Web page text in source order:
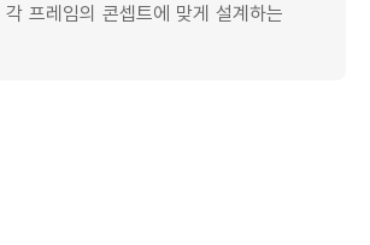
프레임의 콘셉트에 맞게 설계하는